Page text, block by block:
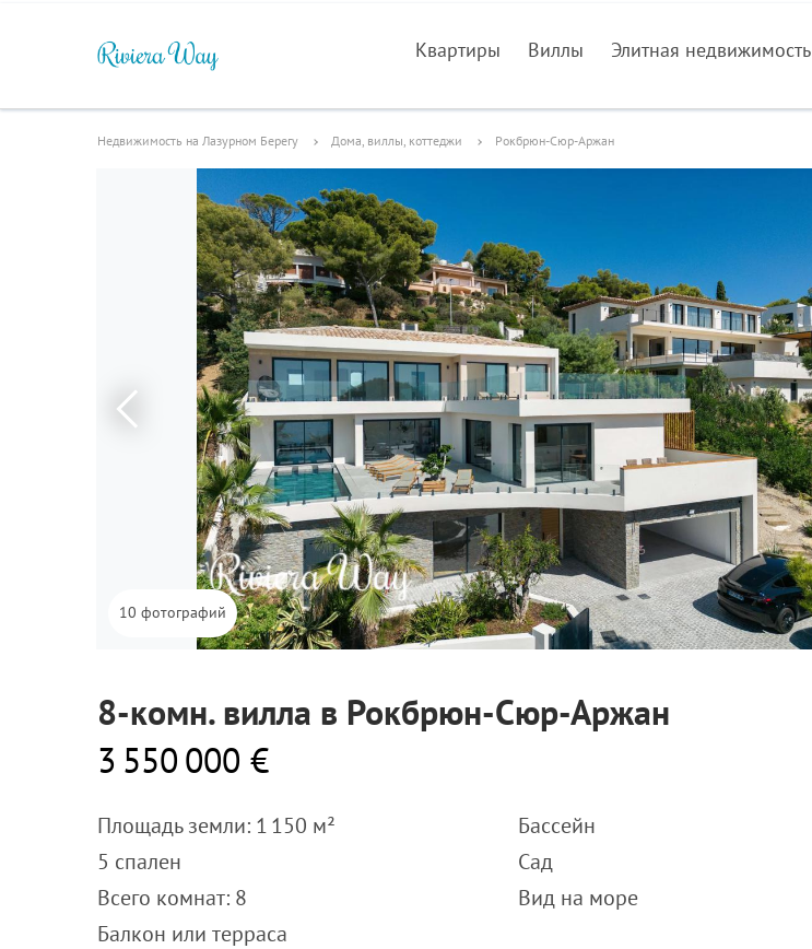
Квартиры Виллы Элитная недвижимость
Недвижимость на Лазурном Берегу Дома, виллы, коттеджи Рокбрюн-Сюр-Аржан
10 фотографий
8-комн. вилла в Рокбрюн-Сюр-Аржан
3 550 000 €
Площадь земли: 1 150 м²
5 спален
Всего комнат: 8
Балкон или терраса
Бассейн
Сад
Вид на море